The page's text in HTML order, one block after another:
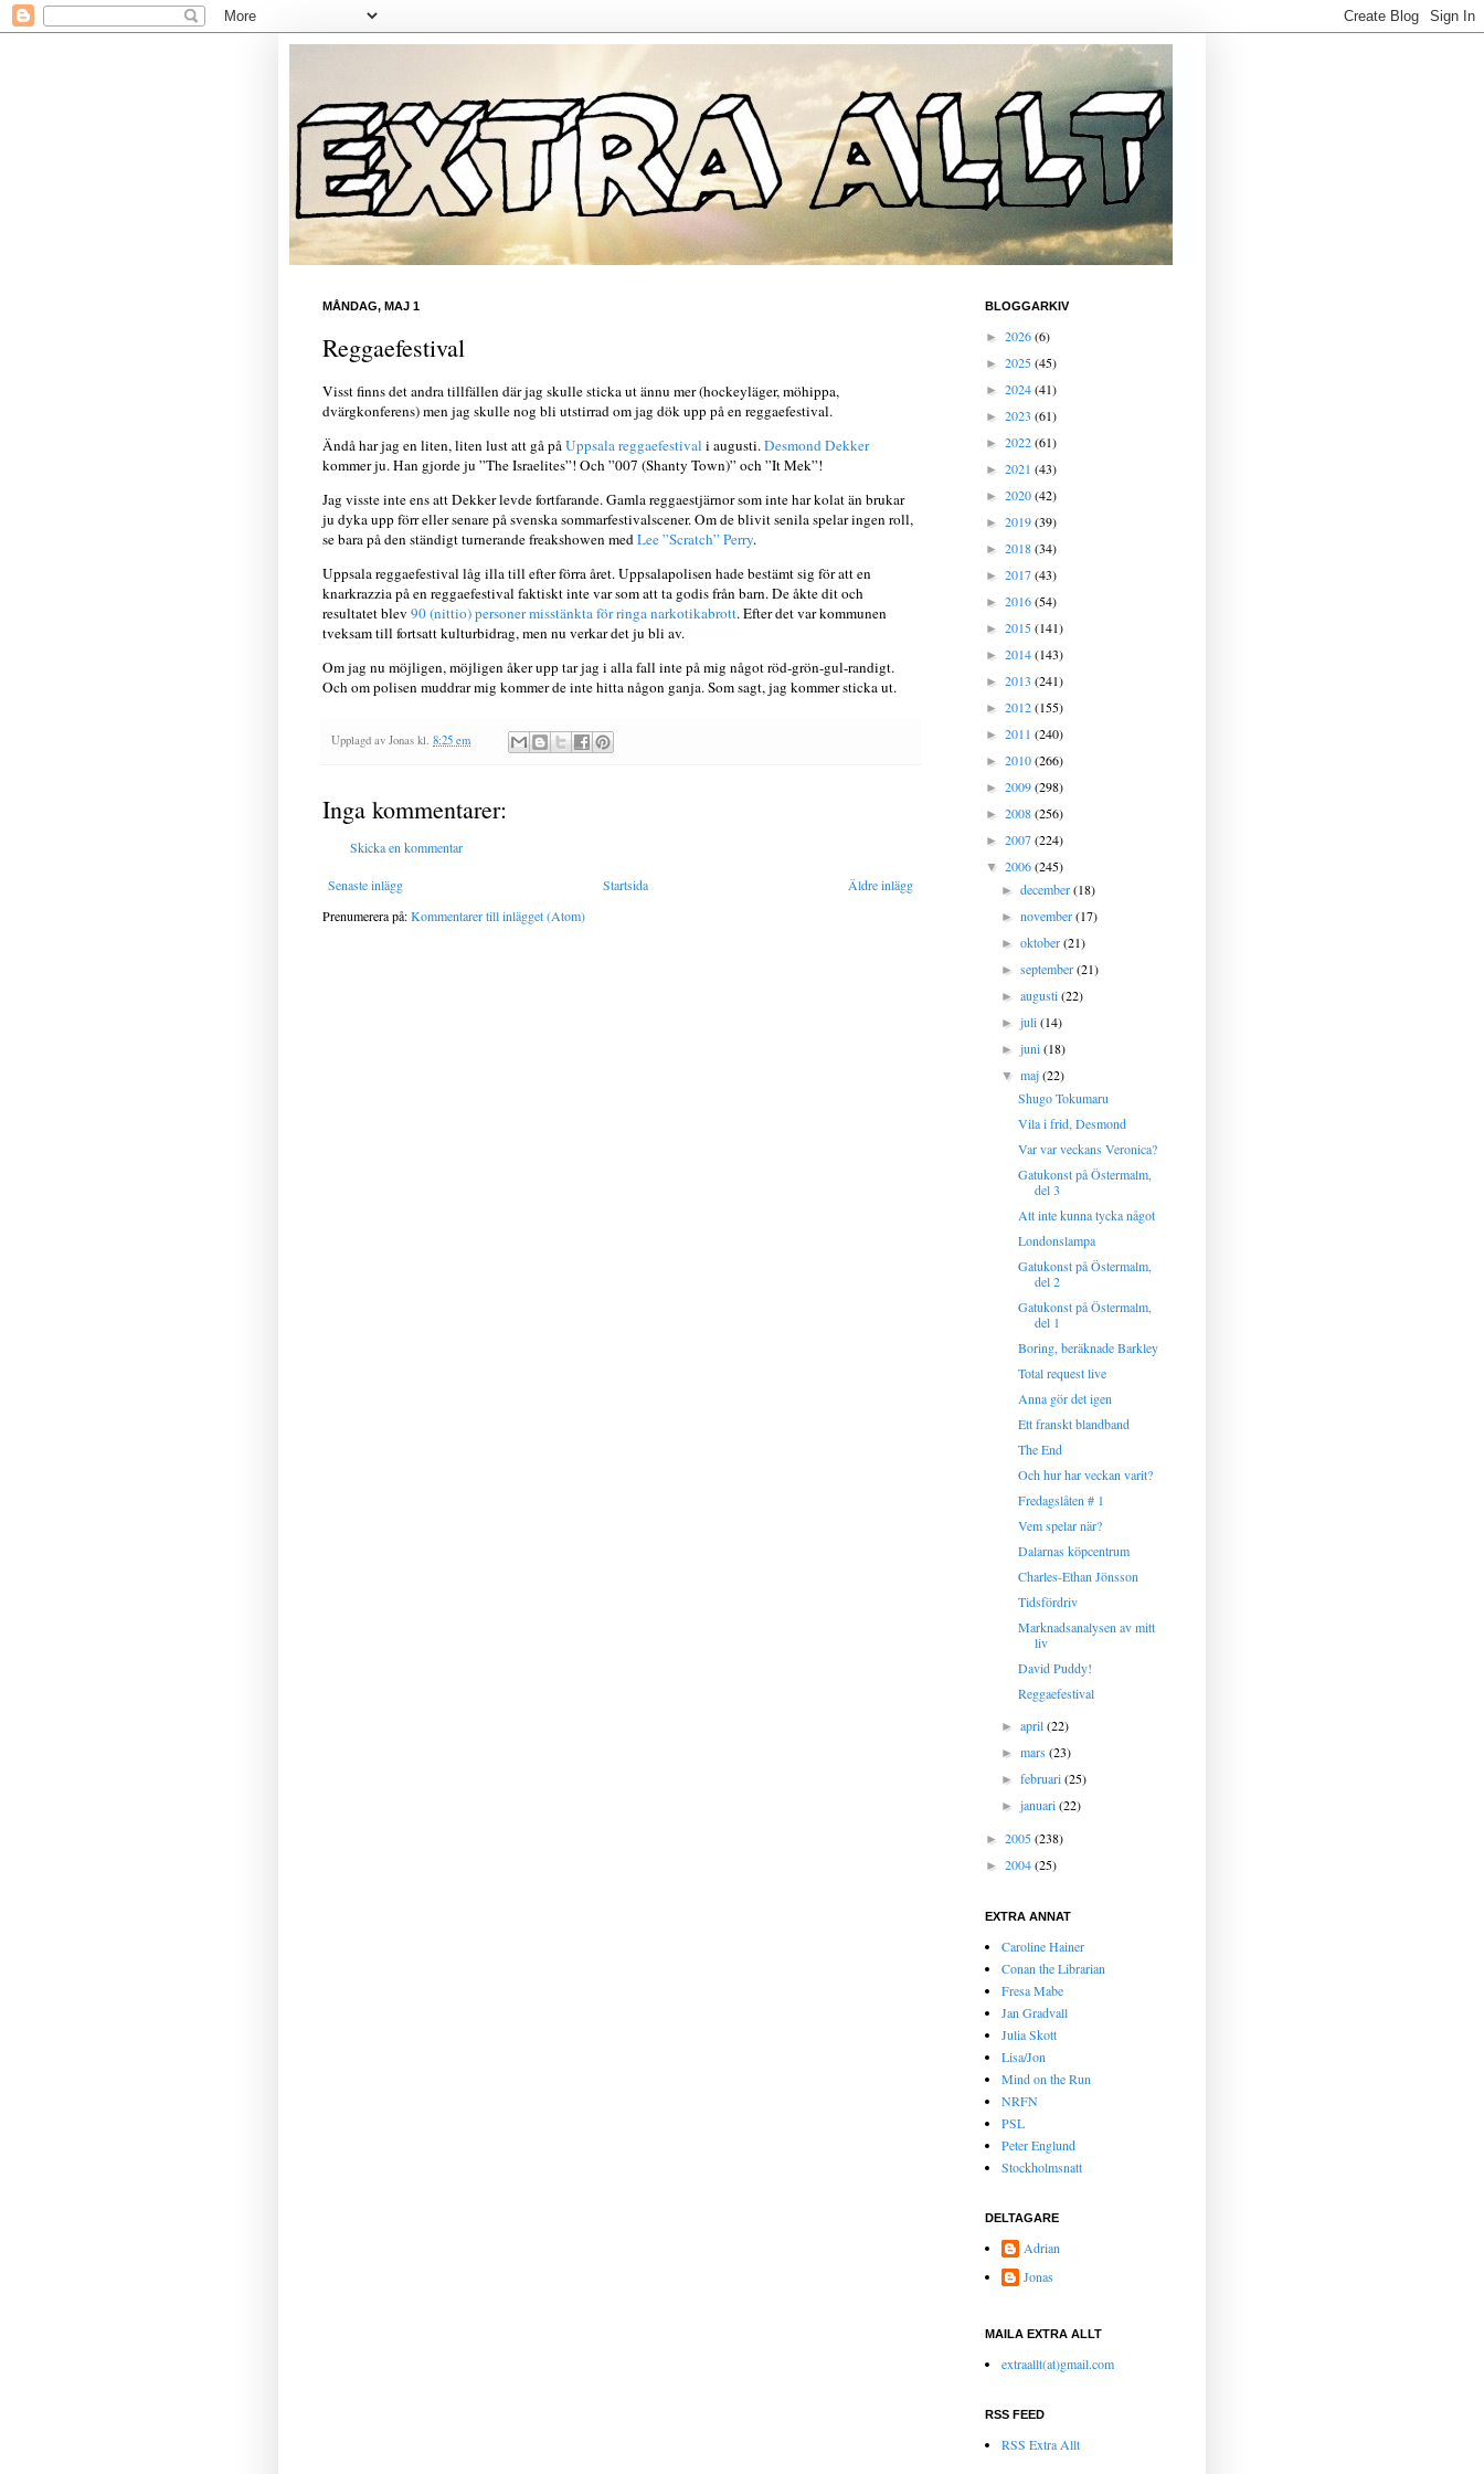
MÅNDAG, MAJ 1
Reggaefestival
Visst finns det andra tillfällen där jag skulle sticka ut ännu mer (hockeyläger, möhippa,
dvärgkonferens) men jag skulle nog bli utstirrad om jag dök upp på en reggaefestival.
Ändå har jag en liten, liten lust att gå påUppsala reggaefestival i augusti.Desmond Dekker
kommer ju. Han gjorde ju ”The Israelites”! Och ”007 (Shanty Town)” och ”It Mek”!
Jag visste inte ens att Dekker levde fortfarande. Gamla reggaestjärnor som inte har kolat än brukar
ju dyka upp förr eller senare på svenska sommarfestivalscener. Om de blivit senila spelar ingen roll,
se bara på den ständigt turnerande freakshowen medLee ”Scratch” Perry.
Uppsala reggaefestival låg illa till efter förra året. Uppsalapolisen hade bestämt sig för att en
knarkrazzia på en reggaefestival faktiskt inte var som att ta godis från barn. De åkte dit och
resultatet blev 90 (nittio) personer misstänkta för ringa narkotikabrott. Efter det var kommunen
tveksam till fortsatt kulturbidrag, men nu verkar det ju bli av.
Om jag nu möjligen, möjligen åker upp tar jag i alla fall inte på mig något röd-grön-gul-randigt.
Och om polisen muddrar mig kommer de inte hitta någon ganja. Som sagt, jag kommer sticka ut.
Upplagd av Jonas kl. 8:25 em
Inga kommentarer:
Skicka en kommentar
Senaste inlägg Äldre inlägg
Startsida
Prenumerera på:Kommentarer till inlägget (Atom)
BLOGGARKIV
► 2026(6)
► 2025(45)
► 2024(41)
► 2023 (61)
► 2022(61)
► 2021 (43)
► 2020(42)
► 2019(39)
► 2018(34)
► 2017(43)
► 2016(54)
► 2015(141)
► 2014(143)
► 2013 (241)
► 2012(155)
► 2011 (240)
► 2010(266)
► 2009(298)
► 2008(256)
► 2007(224)
▼ 2006(245)
►december(18)
►november(17)
►oktober(21)
►september(21)
►augusti(22)
►juli(14)
►juni(18)
▼maj(22)
Shugo Tokumaru
Vila i frid, Desmond
Var var veckans Veronica?
Gatukonst på Östermalm,
del 3
Att inte kunna tycka något
Londonslampa
Gatukonst på Östermalm,
del 2
Gatukonst på Östermalm,
del 1
Boring, beräknade Barkley
Total request live
Anna gör det igen
Ett franskt blandband
The End
Och hur har veckan varit?
Fredagslåten # 1
Vem spelar när?
Dalarnas köpcentrum
Charles-Ethan Jönsson
Tidsfördriv
Marknadsanalysen av mitt
liv
David Puddy!
Reggaefestival
►april(22)
►mars(23)
►februari(25)
►januari(22)
► 2005(238)
► 2004(25)
EXTRA ANNAT
Caroline Hainer
Conan the Librarian
Fresa Mabe
Jan Gradvall
Julia Skott
Lisa/Jon
Mind on the Run
NRFN
PSL
Peter Englund
Stockholmsnatt
DELTAGARE
Adrian
Jonas
MAILA EXTRA ALLT
extraallt(at)gmail.com
RSS FEED
RSS Extra Allt